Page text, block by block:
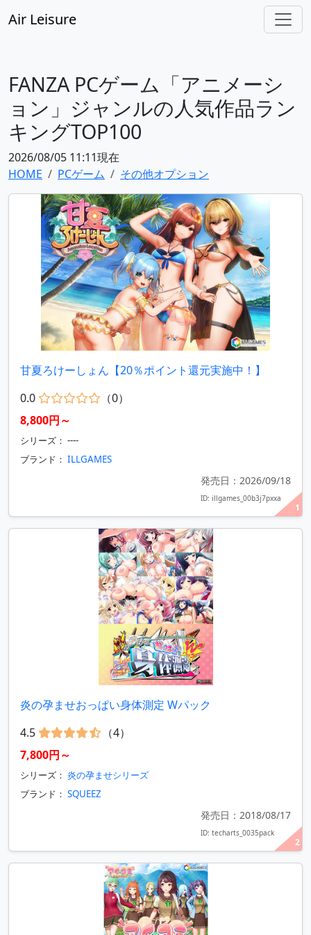
Air Leisure
FANZA PCゲーム「アニメーシ
ョン」ジャンルの人気作品ラン
キングTOP100
2026/08/05 11:11現在
HOME
PCゲーム その他オプション
1
甘夏ろけーしょん【20％ポイント還元実施中！】
0.0
（0）
8,800円～
シリーズ： ----
ブランド： ILLGAMES
発売日：2026/09/18
ID: illgames_00b3j7pxxa
2
炎の孕ませおっぱい身体測定 Wパック
4.5
（4）
7,800円～
シリーズ： 炎の孕ませシリーズ
ブランド： SQUEEZ
発売日：2018/08/17
ID: techarts_0035pack